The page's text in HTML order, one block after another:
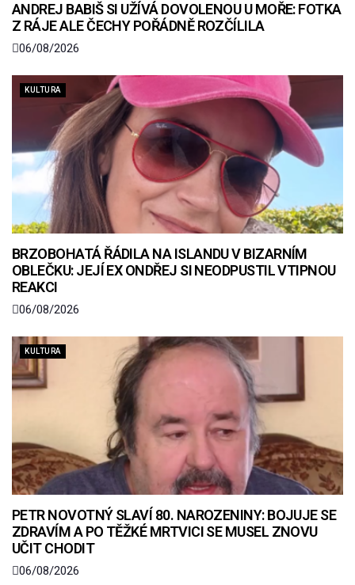
ANDREJ BABIŠ SI UŽÍVÁ DOVOLENOU U MOŘE: FOTKA
Z RÁJE ALE ČECHY POŘÁDNĚ ROZČÍLILA
06/08/2026
KULTURA
BRZOBOHATÁ ŘÁDILA NA ISLANDU V BIZARNÍM
OBLEČKU: JEJÍ EX ONDŘEJ SI NEODPUSTIL VTIPNOU
REAKCI
06/08/2026
KULTURA
PETR NOVOTNÝ SLAVÍ 80. NAROZENINY: BOJUJE SE
ZDRAVÍM A PO TĚŽKÉ MRTVICI SE MUSEL ZNOVU
UČIT CHODIT
06/08/2026